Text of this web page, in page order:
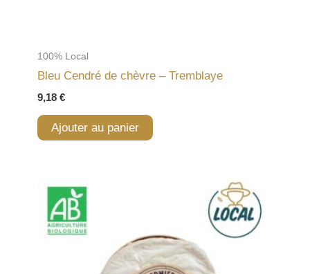
100% Local
Bleu Cendré de chèvre – Tremblaye
9,18 €
Ajouter au panier